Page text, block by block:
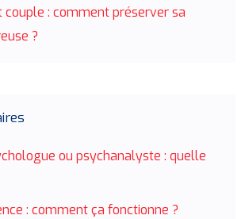
: comment préserver sa
?
ou psychanalyste : quelle
: comment ça fonctionne ?